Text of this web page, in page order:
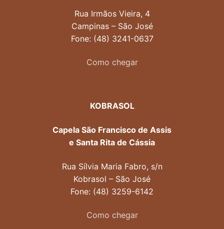
Rua Irmãos Vieira, 4
Campinas – São José
Fone: (48) 3241-0637
Como chegar
KOBRASOL
Capela São Francisco de Assis
e Santa Rita de Cássia
Rua Sílvia Maria Fabro, s/n
Kobrasol – São José
Fone: (48) 3259-6142
Como chegar